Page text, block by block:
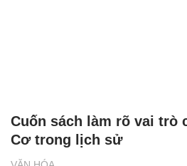
Cuốn sách làm rõ vai trò
Cơ trong lịch sử